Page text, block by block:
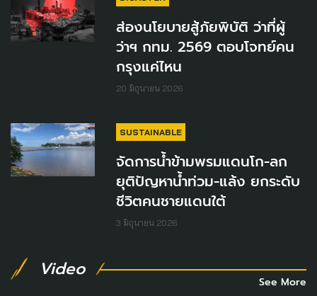
ส่องนโยบายสู้ภัยพิบัติ ว่าที่ผู้
ว่าฯ กทม. 2569 ตอบโจทย์คน
กรุงแค่ไหน
20 มิถุนายน 2026
SUSTAINABLE
จัดการน้ำข้ามพรมแดนโก-ลก
ยุติปัญหาน้ำท่วม-แล้ง ยกระดับ
ชีวิตคนชายแดนใต้
3 มิถุนายน 2026
Video
See More